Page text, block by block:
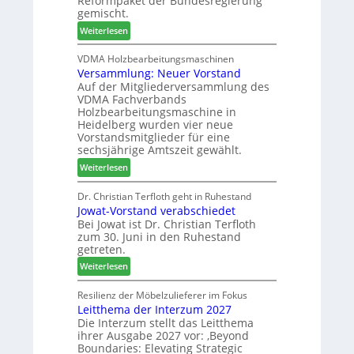
0
2
6
s
u
c
h
e
r
z
a
h
l
e
n
o
t
h
i
l
t
b
e
P
r
o
u
k
t
s
u
c
e
gemischt.
Weiterlesen:
H
D
H
f
o
r
d
e
r
t
N
a
c
h
b
e
s
s
e
r
u
n
VDMA Holzbearbeitungsmaschinen
Versammlung: Neuer Vorstand
Auf der Mitgliederversammlung des
VDMA Fachverbands
Holzbearbeitungsmaschine in
Heidelberg wurden vier neue
Vorstandsmitglieder für eine
sechsjährige Amtszeit gewählt.
Weiterlesen:
V
e
r
s
a
m
l
u
n
g
:
N
Dr. Christian Terfloth geht in Ruhestand
Jowat-Vorstand verabschiedet
Bei Jowat ist Dr. Christian Terfloth
zum 30. Juni in den Ruhestand
getreten.
Weiterlesen:
J
o
w
a
t
-
Resilienz der Möbelzulieferer im Fokus
Leitthema der Interzum 2027
Die Interzum stellt das Leitthema
ihrer Ausgabe 2027 vor: ‚Beyond
Boundaries: Elevating Strategic